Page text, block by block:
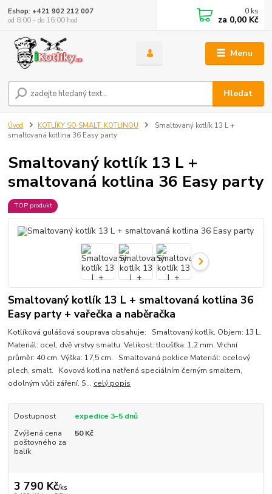
Menu
Hledat
Eshop: +421 902 212 007
od 8:00 - do 16:00 hod
0 ks
za 0,00 Kč
Úvod KOTLÍKY SO SMALT. KOTLINOU
Smaltovaný kotlík 13 L +
smaltovaná kotlina 36 Easy party
Smaltovaný kotlík 13 L +
smaltovaná kotlina 36 Easy party
TOP produkt
Smaltovaný kotlík 13 L + smaltovaná kotlina 36
Easy party + vařečka a naběračka
Kotlíková gulášová souprava obsahuje: Smaltovaný kotlík. Objem: 13 L.
Materiál: ocel, dvě vrstvy smaltu. Velikost: tloušťka: 1,2 mm. Vrchní
průměr: 40 cm. Výška: 17,5 cm. Smaltovaná poklice Materiál: ocelový
plech, smalt. Kovová kotlina natřená speciálním černým smaltem,
odolným vůči záření. S... celý popis
Dostupnost
expedice 3-5 dnů
Zvýšená cena
poštovného za
balík
50 Kč
3 790 Kč/ks